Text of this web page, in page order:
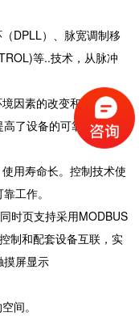
DPLL）、脉宽调制移
等..技术，从脉冲
因素的改变和使用时间
了设备的可靠性和稳定
用寿命长。控制技术使
工作。
时页支持采用MODBUS
制和配套设备互联，实
摸屏显示
间。